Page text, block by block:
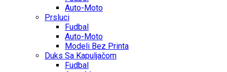
Auto-Moto
Prsluci
Fudbal
Auto-Moto
Modeli Bez Printa
Duks Sa Kapuljačom
Fudbal